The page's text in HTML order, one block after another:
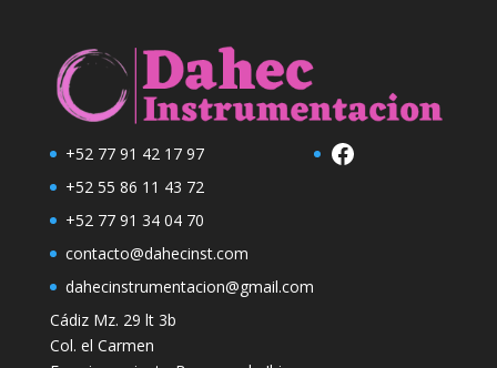
+52 77 91 42 17 97
+52 55 86 11 43 72
+52 77 91 34 04 70
contacto@dahecinst.com
dahecinstrumentacion@gmail.com
Facebook
Cádiz Mz. 29 lt 3b
Col. el Carmen